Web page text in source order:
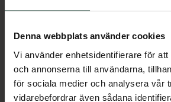
Denna webbplats använder cookies
Vi använder enhetsidentifierare för
och annonserna till användarna,
för sociala medier och analysera vår
vidarebefordrar även sådana
4.9 av 5 i omdöme
Kronans Apotek
Gurkmeja + Ingefära
Elit
PRO